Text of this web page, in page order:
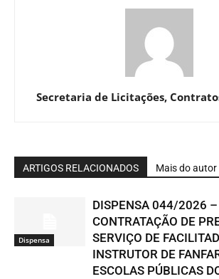
Secretaria de Licitações,
ARTIGOS RELACIONADOS Mais do autor
Dispensa
DISPENSA 044/2026 –
CONTRATAÇÃO DE
SERVIÇO DE
INSTRUTOR DE
ESCOLAS PÚBLICAS